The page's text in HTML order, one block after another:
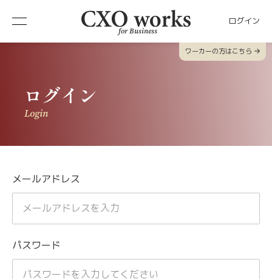
for Business
ログイン
ワーカーの方はこちら
ログイン
Login
メールアドレス
パスワード